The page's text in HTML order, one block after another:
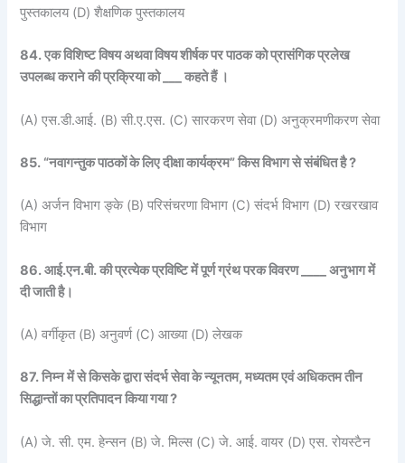
पुस्तकालय (D) शैक्षणिक पुस्तकालय
84. एक विशिष्ट विषय अथवा विषय शीर्षक पर पाठक को प्रासंगिक प्रलेख
उपलब्ध कराने की प्रक्रिया को ___ कहते हैं ।
(A) एस.डी.आई. (B) सी.ए.एस. (C) सारकरण सेवा (D) अनुक्रमणीकरण सेवा
85. “नवागन्तुक पाठकों के लिए दीक्षा कार्यक्रम” किस विभाग से संबंधित है ?
(A) अर्जन विभाग ङ्के (B) परिसंचरणा विभाग (C) संदर्भ विभाग (D) रखरखाव
विभाग
86. आई.एन.बी. की प्रत्येक प्रविष्टि में पूर्ण ग्रंथ परक विवरण ____ अनुभाग में
दी जाती है।
(A) वर्गीकृत (B) अनुवर्ण (C) आख्या (D) लेखक
87. निम्न में से किसके द्वारा संदर्भ सेवा के न्यूनतम, मध्यतम एवं अधिकतम तीन
सिद्धान्तों का प्रतिपादन किया गया ?
(A) जे. सी. एम. हेन्सन (B) जे. मिल्स (C) जे. आई. वायर (D) एस. रोयस्टैन